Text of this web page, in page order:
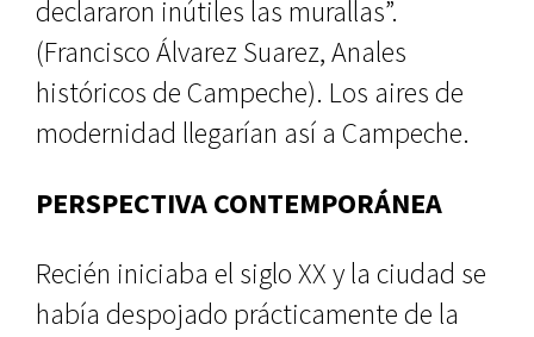
declararon inútiles las murallas”.
(Francisco Ál­varez Suarez, Anales
históricos de Campeche). Los aires de
modernidad llegarían así a Campeche.
PERSPECTIVA CONTEMPORÁNEA
Recién iniciaba el siglo XX y la ciu­dad se
había despojado prácticamen­te de la